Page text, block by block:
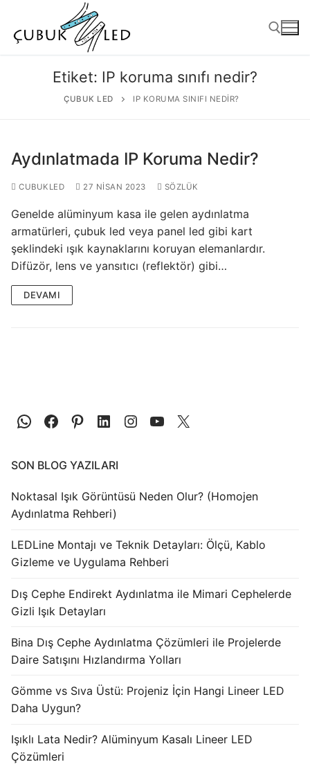
ANASAYFA
ÜRÜNLER
LED Modüller
Sabit Gerilim Şerit LED
Sabit Gerilim Çubuk LED
Sabit Akım Çubuk LED
LED Profilleri
Işık Kontrol Sistemleri
İç Mekan LED Driver
Etiket: IP koruma sınıfı nedir?
ÇUBUK LED IP KORUMA SINIFI NEDIR?
Aydınlatmada IP Koruma Nedir?
CUBUKLED 27 NISAN 2023 SÖZLÜK
Genelde alüminyum kasa ile gelen aydınlatma
armatürleri, çubuk led veya panel led gibi kart
şeklindeki ışık kaynaklarını koruyan elemanlardır.
Difüzör, lens ve yansıtıcı (reflektör) gibi…
DEVAMI
SON BLOG YAZILARI
Noktasal Işık Görüntüsü Neden Olur? (Homojen
Aydınlatma Rehberi)
LEDLine Montajı ve Teknik Detayları: Ölçü, Kablo
Gizleme ve Uygulama Rehberi
Dış Cephe Endirekt Aydınlatma ile Mimari Cephelerde
Gizli Işık Detayları
Bina Dış Cephe Aydınlatma Çözümleri ile Projelerde
Daire Satışını Hızlandırma Yolları
Gömme vs Sıva Üstü: Projeniz İçin Hangi Lineer LED
Daha Uygun?
Işıklı Lata Nedir? Alüminyum Kasalı Lineer LED
Çözümleri